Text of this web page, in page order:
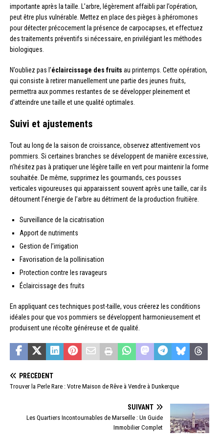
importante après la taille. L’arbre, légèrement affaibli par l’opération,
peut être plus vulnérable. Mettez en place des pièges à phéromones
pour détecter précocement la présence de carpocapses, et effectuez
des traitements préventifs si nécessaire, en privilégiant les méthodes
biologiques.
N’oubliez pas l’éclaircissage des fruits au printemps. Cette opération,
qui consiste à retirer manuellement une partie des jeunes fruits,
permettra aux pommes restantes de se développer pleinement et
d’atteindre une taille et une qualité optimales.
Suivi et ajustements
Tout au long de la saison de croissance, observez attentivement vos
pommiers. Si certaines branches se développent de manière excessive,
n’hésitez pas à pratiquer une légère taille en vert pour maintenir la forme
souhaitée. De même, supprimez les gourmands, ces pousses
verticales vigoureuses qui apparaissent souvent après une taille, car ils
détournent l’énergie de l’arbre au détriment de la production fruitière.
Surveillance de la cicatrisation
Apport de nutriments
Gestion de l’irrigation
Favorisation de la pollinisation
Protection contre les ravageurs
Éclaircissage des fruits
En appliquant ces techniques post-taille, vous créerez les conditions
idéales pour que vos pommiers se développent harmonieusement et
produisent une récolte généreuse et de qualité.
PRÉCÉDENT
Trouver la Perle Rare : Votre Maison de Rêve à Vendre à Dunkerque
SUIVANT
Les Quartiers Incontournables de Marseille : Un Guide
Immobilier Complet